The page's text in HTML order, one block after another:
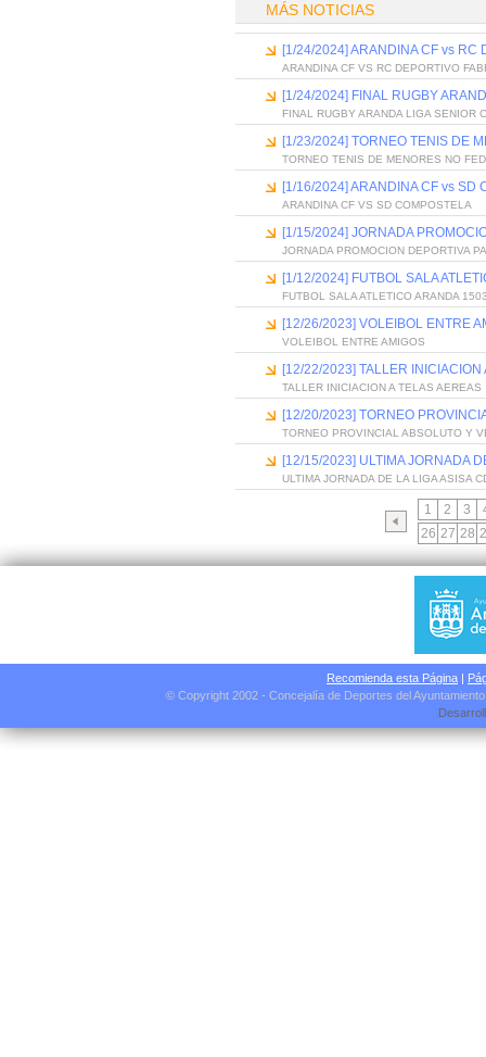
MÁS NOTICIAS
[1/24/2024] ARANDINA CF vs RC
ARANDINA CF VS RC DEPORTIVO
[1/24/2024] FINAL RUGBY
FINAL RUGBY ARANDA LIGA SENIOR
[1/23/2024] TORNEO TENIS DE
TORNEO TENIS DE MENORES NO
[1/16/2024] ARANDINA CF vs SD
ARANDINA CF VS SD COMPOSTELA
[1/15/2024] JORNADA
JORNADA PROMOCION DEPORTIVA
[1/12/2024] FUTBOL SALA
FUTBOL SALA ATLETICO ARANDA
[12/26/2023] VOLEIBOL ENTRE
VOLEIBOL ENTRE AMIGOS
[12/22/2023] TALLER INICIACION
TALLER INICIACION A TELAS AEREAS
[12/20/2023] TORNEO
TORNEO PROVINCIAL ABSOLUTO Y
[12/15/2023] ULTIMA JORNADA
ULTIMA JORNADA DE LA LIGA ASISA
1 2 3
26 27 28
Recomienda esta Página |
© Copyright 2002 - Concejalía de Deportes del